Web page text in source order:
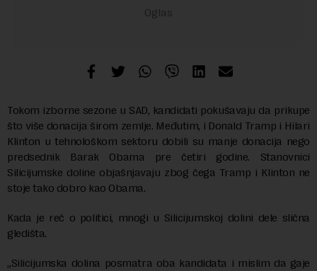
Tokom izborne sezone u SAD, kandidati pokušavaju da prikupe
što više donacija širom zemlje. Međutim, i Donald Tramp i Hilari
Klinton u tehnološkom sektoru dobili su manje donacija nego
predsednik Barak Obama pre četiri godine. Stanovnici
Silicijumske doline objašnjavaju zbog čega Tramp i Klinton ne
stoje tako dobro kao Obama.
Kada je reč o politici, mnogi u Silicijumskoj dolini dele slična
gledišta.
„Silicijumska dolina posmatra oba kandidata i mislim da gaje